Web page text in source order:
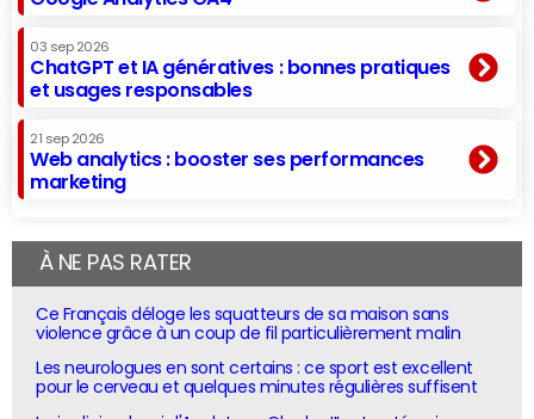
03 sep 2026
ChatGPT et IA génératives : bonnes pratiques
et usages responsables
21 sep 2026
Web analytics : booster ses performances
marketing
À NE PAS RATER
Ce Français déloge les squatteurs de sa maison sans
violence grâce à un coup de fil particulièrement malin
Les neurologues en sont certains : ce sport est excellent
pour le cerveau et quelques minutes régulières suffisent